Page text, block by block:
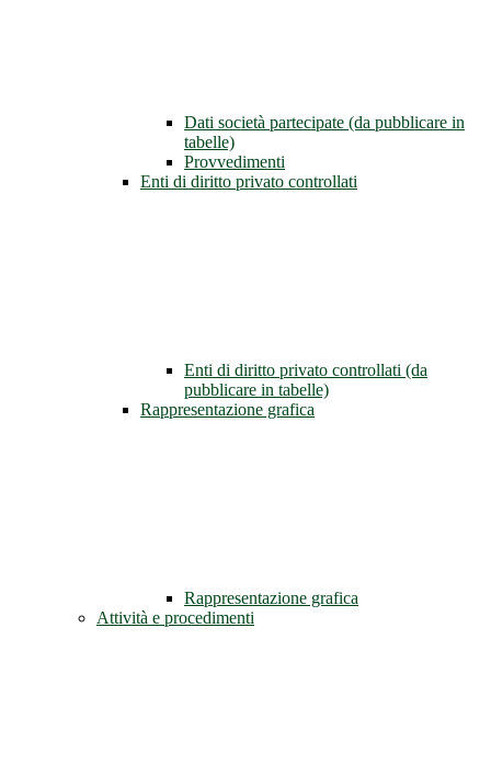
Dati società partecipate (da pubblicare in
tabelle)
Provvedimenti
Enti di diritto privato controllati
Enti di diritto privato controllati (da
pubblicare in tabelle)
Rappresentazione grafica
Rappresentazione grafica
Attività e procedimenti